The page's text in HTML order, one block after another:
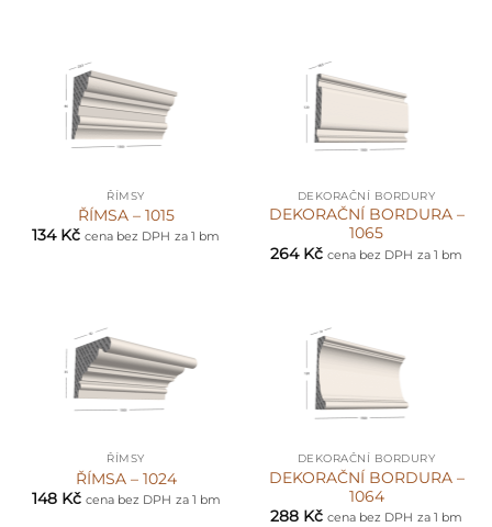
ŘÍMSY
ŘÍMSA – 1015
134 Kč cena bez DPH za 1 bm
DEKORAČNÍ BORDURY
DEKORAČNÍ BORDURA –
1065
264 Kč cena bez DPH za 1 bm
ŘÍMSY
ŘÍMSA – 1024
148 Kč cena bez DPH za 1 bm
DEKORAČNÍ BORDURY
DEKORAČNÍ BORDURA –
1064
288 Kč cena bez DPH za 1 bm